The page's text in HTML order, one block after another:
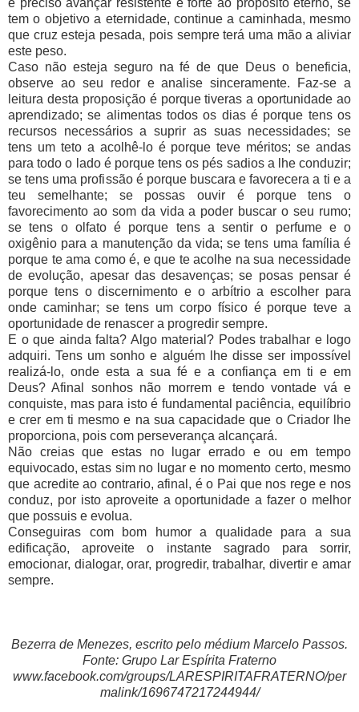
é preciso avançar resistente e forte ao proposito eterno, se
tem o objetivo a eternidade, continue a caminhada, mesmo
que cruz esteja pesada, pois sempre terá uma mão a aliviar
este peso.
Caso não esteja seguro na fé de que Deus o beneficia,
observe ao seu redor e analise sinceramente. Faz-se a
leitura desta proposição é porque tiveras a oportunidade ao
aprendizado; se alimentas todos os dias é porque tens os
recursos necessários a suprir as suas necessidades; se
tens um teto a acolhê-lo é porque teve méritos; se andas
para todo o lado é porque tens os pés sadios a lhe conduzir;
se tens uma profissão é porque buscara e favorecera a ti e a
teu semelhante; se possas ouvir é porque tens o
favorecimento ao som da vida a poder buscar o seu rumo;
se tens o olfato é porque tens a sentir o perfume e o
oxigênio para a manutenção da vida; se tens uma família é
porque te ama como é, e que te acolhe na sua necessidade
de evolução, apesar das desavenças; se posas pensar é
porque tens o discernimento e o arbítrio a escolher para
onde caminhar; se tens um corpo físico é porque teve a
oportunidade de renascer a progredir sempre.
E o que ainda falta? Algo material? Podes trabalhar e logo
adquiri. Tens um sonho e alguém lhe disse ser impossível
realizá-lo, onde esta a sua fé e a confiança em ti e em
Deus? Afinal sonhos não morrem e tendo vontade vá e
conquiste, mas para isto é fundamental paciência, equilíbrio
e crer em ti mesmo e na sua capacidade que o Criador lhe
proporciona, pois com perseverança alcançará.
Não creias que estas no lugar errado e ou em tempo
equivocado, estas sim no lugar e no momento certo, mesmo
que acredite ao contrario, afinal, é o Pai que nos rege e nos
conduz, por isto aproveite a oportunidade a fazer o melhor
que possuis e evolua.
Conseguiras com bom humor a qualidade para a sua
edificação, aproveite o instante sagrado para sorrir,
emocionar, dialogar, orar, progredir, trabalhar, divertir e amar
sempre.
Bezerra de Menezes, escrito pelo médium Marcelo Passos.
Fonte: Grupo Lar Espírita Fraterno
www.facebook.com/groups/LARESPIRITAFRATERNO/per
malink/1696747217244944/